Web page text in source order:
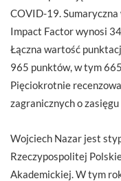
COVID-19.
Impact Factor wynosi
Łączna wartość
965 punktów, w tym
Pięciokrotnie
zagranicznych o
Wojciech Nazar jest
Rzeczypospolitej
Akademickiej. W tym